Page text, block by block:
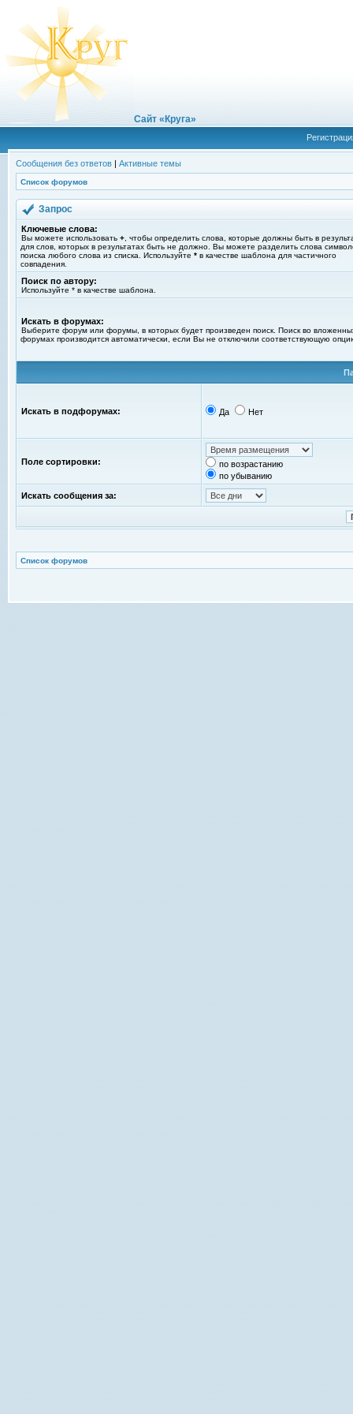
Сайт «Круга»
Сообщения без ответов | Активные темы
Список форумов
Запрос
Ключевые слова:
Вы можете использовать + , чтобы определить слова, которые должны быть в
для слов, которых в результатах быть не должно. Вы можете разделить слова
поиска любого слова из списка. Используйте * в качестве шаблона для частичного
совпадения.
Поиск по автору:
Используйте * в качестве шаблона.
Искать в форумах:
Выберите форум или форумы, в которых будет произведен поиск. Поиск во
форумах производится автоматически, если Вы не отключили соответствующую
Искать в подфорумах: Да Нет
Поле сортировки:
по возрастанию
по убыванию
Искать сообщения за:
Список форумов